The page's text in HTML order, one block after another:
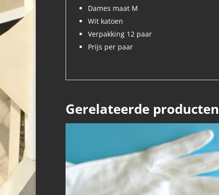
Dames maat M
Wit katoen
Verpakking 12 paar
Prijs per paar
Gerelateerde producten